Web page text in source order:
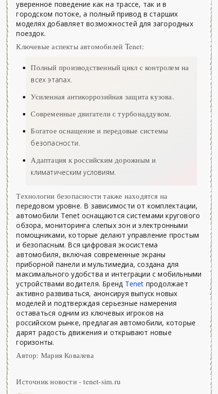
уверенное поведение как на трассе, так и в
городском потоке, а полный привод в старших
моделях добавляет возможностей для загородных
поездок.
Ключевые аспекты автомобилей Tenet:
Полный производственный цикл с контролем на
всех этапах.
Усиленная антикоррозийная защита кузова.
Современные двигатели с турбонаддувом.
Богатое оснащение и передовые системы
безопасности.
Адаптация к российским дорожным и
климатическим условиям.
Технологии безопасности также находятся на
передовом уровне. В зависимости от комплектации,
автомобили Tenet оснащаются системами кругового
обзора, мониторинга слепых зон и электронными
помощниками, которые делают управление простым
и безопасным. Вся цифровая экосистема
автомобиля, включая современные экраны
приборной панели и мультимедиа, создана для
максимального удобства и интеграции с мобильными
устройствами водителя. Бренд Tenet продолжает
активно развиваться, анонсируя выпуск новых
моделей и подтверждая серьезные намерения
оставаться одним из ключевых игроков на
российском рынке, предлагая автомобили, которые
дарят радость движения и открывают новые
горизонты.
Автор: Мария Ковалева
Источник новости - tenet-sim.ru